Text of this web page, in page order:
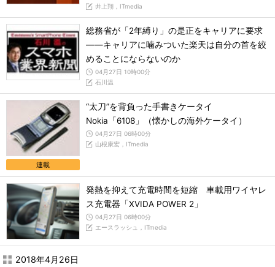
井上翔，ITmedia
総務省が「2年縛り」の是正をキャリアに要求
――キャリアに噛みついた楽天は自分の首を絞
めることにならないのか
04月27日 10時00分
石川温
連載
“太刀”を背負った手書きケータイ
Nokia「6108」（懐かしの海外ケータイ）
04月27日 06時00分
山根康宏，ITmedia
発熱を抑えて充電時間を短縮 車載用ワイヤレ
ス充電器「XVIDA POWER 2」
04月27日 06時00分
エースラッシュ，ITmedia
2018年4月26日